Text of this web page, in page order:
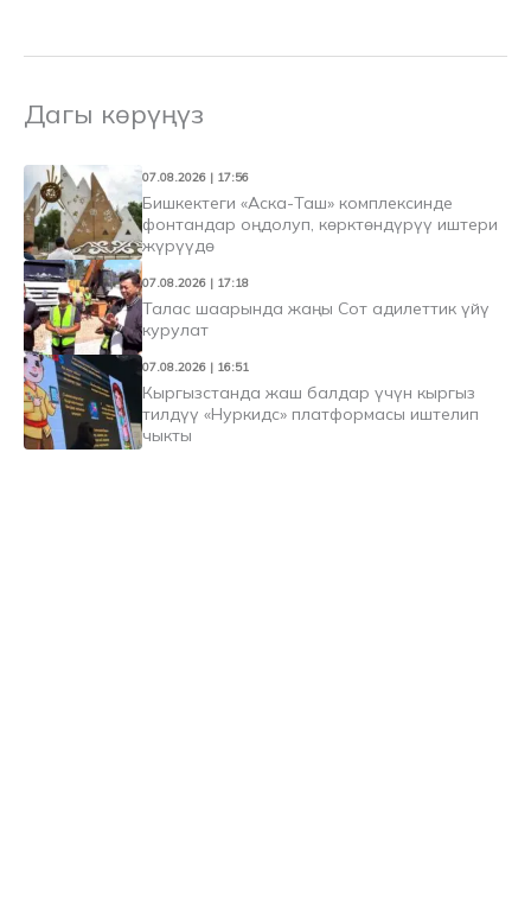
Дагы көрүңүз
07.08.2026 | 17:56
Бишкектеги «Аска-Таш» комплексинде
фонтандар оңдолуп, көрктөндүрүү иштери
жүрүүдө
07.08.2026 | 17:18
Талас шаарында жаңы Сот адилеттик үйү
курулат
07.08.2026 | 16:51
Кыргызстанда жаш балдар үчүн кыргыз
тилдүү «Нуркидс» платформасы иштелип
чыкты